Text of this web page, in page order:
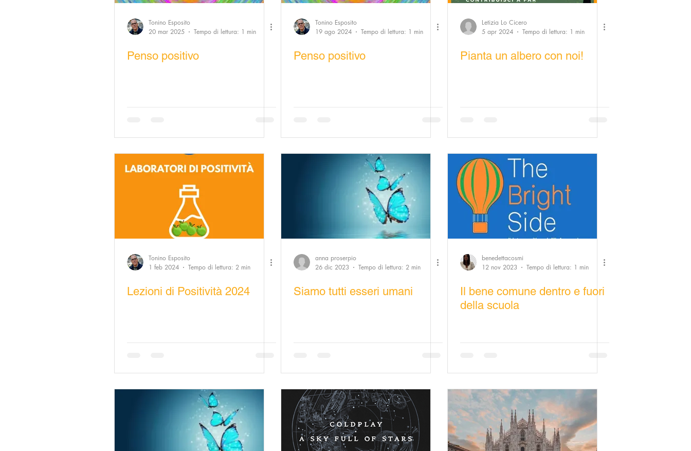
Tonino Esposito
20 mar 2025
Tempo di lettura: 1 min
Penso positivo
Tonino Esposito
19 ago 2024
Tempo di lettura: 1 min
Penso positivo
Letizia Lo Cicero
5 apr 2024
Tempo di lettura: 1 min
Pianta un albero con noi!
Tonino Esposito
1 feb 2024
Tempo di lettura: 2 min
Lezioni di Positività 2024
anna proserpio
26 dic 2023
Tempo di lettura: 2 min
Siamo tutti esseri umani
benedettacosmi
12 nov 2023
Tempo di lettura: 1 min
Il bene comune dentro e fuori
della scuola